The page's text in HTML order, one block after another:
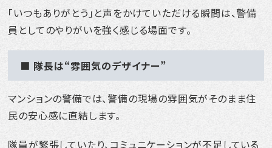
「いつもありがとう」と声をかけていただける瞬間は、警備
員としてのやりがいを強く感じる場面です。
■ 隊長は“雰囲気のデザイナー”
マンションの警備では、警備の現場の雰囲気がそのまま住
民の安心感に直結します。
隊員が緊張していたり、コミュニケーションが不足している